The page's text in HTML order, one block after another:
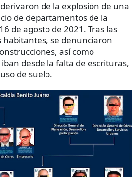
de la explosión de una
de departamentos de la
de agosto de 2021. Tras las
habitantes, se denunciaron
así como
desde la falta de escrituras,
de suelo.